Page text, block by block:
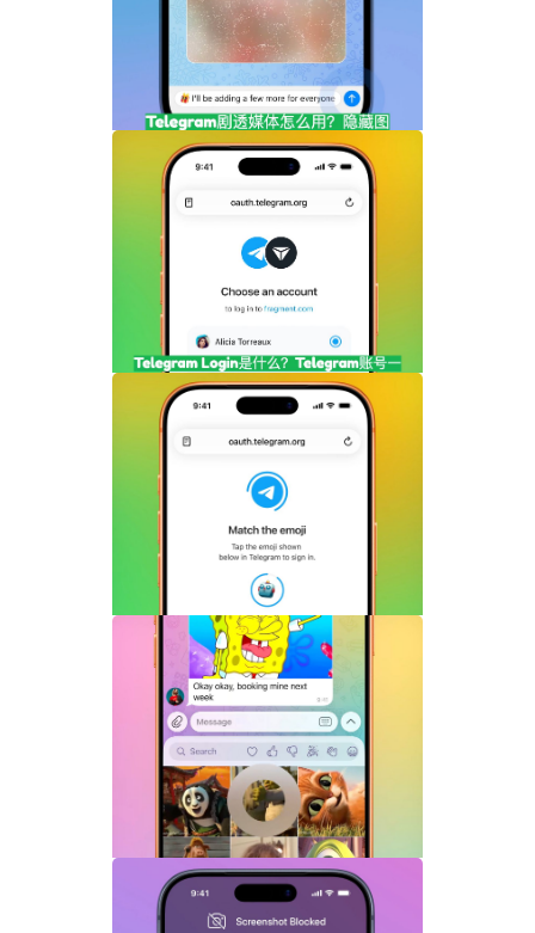
频内容完整指南
Telegram Login是什么？Telegram账号
一键登录功能全面解析
Telegram机器人流式响应功能详解：AI回
复实时生成体验升级